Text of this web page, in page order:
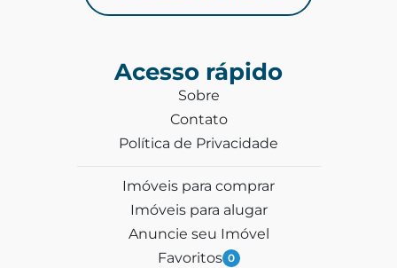
Acesso rápido
Sobre
Contato
Política de Privacidade
Imóveis para comprar
Imóveis para alugar
Anuncie seu Imóvel
Favoritos 0